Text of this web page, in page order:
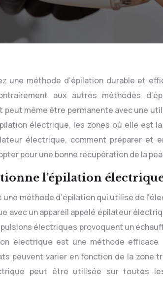
une méthode d’épilation durable et
aux autres méthodes
même être permanente avec une
électrique, les zones où elle est
électrique, comment préparer et
pour une bonne récupération de la
l’épilation électrique
une méthode d’épilation qui utilise de
avec un appareil appelé épilateur
électriques provoquent un
électrique est une méthode
peuvent varier en fonction de la zone
peut être utilisée sur toutes